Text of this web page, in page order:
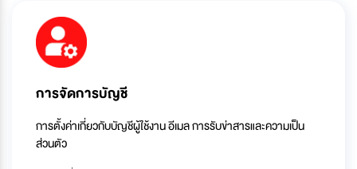
การจัดการบัญชี
การตั้งค่าเกี่ยวกับบัญชีผู้ใช้งาน อีเมล การรับข่าสารและความเป็น
ส่วนตัว